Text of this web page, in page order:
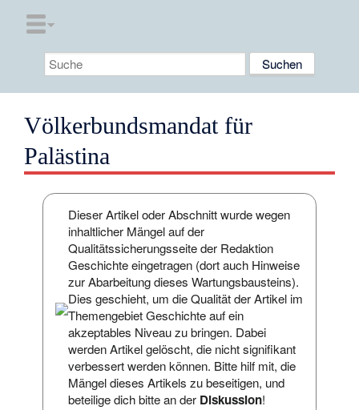
Völkerbundsmandat für
Palästina
Dieser Artikel oder Abschnitt wurde wegen
inhaltlicher Mängel auf der
Qualitätssicherungsseiteder Redaktion
Geschichteeingetragen (dort auch Hinweise
zur Abarbeitung dieses Wartungsbausteins).
Dies geschieht, um die Qualität der Artikel im
Themengebiet Geschichte auf ein
akzeptables Niveau zu bringen. Dabei
werden Artikel gelöscht, die nicht signifikant
verbessert werden können. Bitte hilf mit, die
Mängel dieses Artikels zu beseitigen, und
beteilige dich bitte an der Diskussion!